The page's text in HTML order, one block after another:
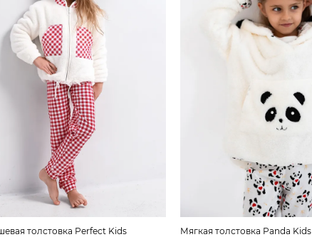
толстовка Perfect Kids Мягкая толстовка Panda Kids